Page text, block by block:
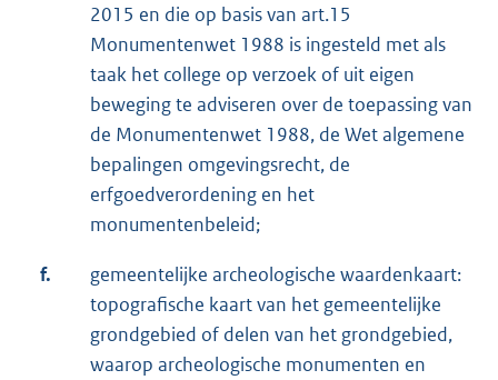
2015 en die op basis van art.15
Monumentenwet 1988 is ingesteld met als
taak het college op verzoek of uit eigen
beweging te adviseren over de toepassing van
de Monumentenwet 1988, de Wet algemene
bepalingen omgevingsrecht, de
erfgoedverordening en het
monumentenbeleid;
f.
gemeentelijke archeologische waardenkaart:
topografische kaart van het gemeentelijke
grondgebied of delen van het grondgebied,
waarop archeologische monumenten en